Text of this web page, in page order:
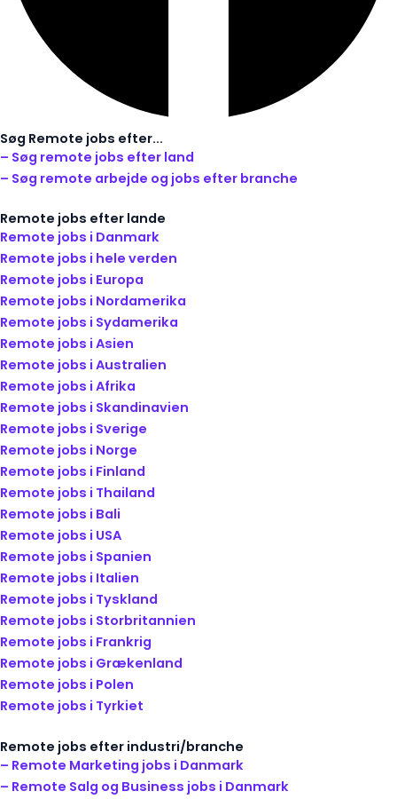
Søg Remote jobs efter...
– Søg remote jobs efter land
– Søg remote arbejde og jobs efter branche
Remote jobs efter lande
Remote jobs i Danmark
Remote jobs i hele verden
Remote jobs i Europa
Remote jobs i Nordamerika
Remote jobs i Sydamerika
Remote jobs i Asien
Remote jobs i Australien
Remote jobs i Afrika
Remote jobs i Skandinavien
Remote jobs i Sverige
Remote jobs i Norge
Remote jobs i Finland
Remote jobs i Thailand
Remote jobs i Bali
Remote jobs i USA
Remote jobs i Spanien
Remote jobs i Italien
Remote jobs i Tyskland
Remote jobs i Storbritannien
Remote jobs i Frankrig
Remote jobs i Grækenland
Remote jobs i Polen
Remote jobs i Tyrkiet
Remote jobs efter industri/branche
– Remote Marketing jobs i Danmark
– Remote Salg og Business jobs i Danmark